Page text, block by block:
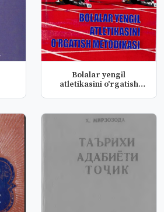
Bolalar yengil
atletikasini o'rgatish